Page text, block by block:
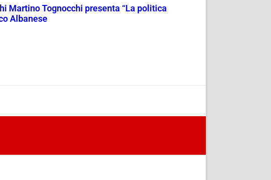
Martino Tognocchi presenta “La politica
Albanese